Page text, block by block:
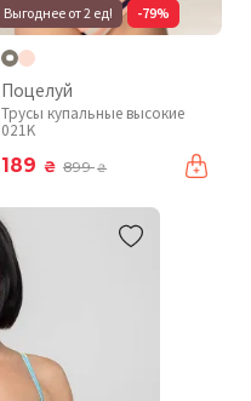
Выгоднее от 2 ед! -79%
Поцелуй
Трусы купальные высокие
021K
189 ₴ 899₴